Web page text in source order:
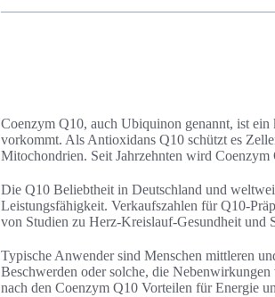
Coenzym Q10, auch Ubiquinon genannt, ist
vorkommt. Als Antioxidans Q10 schützt es
Mitochondrien. Seit Jahrzehnten wird
Die Q10 Beliebtheit in Deutschland und
Leistungsfähigkeit. Verkaufszahlen für Q10-
von Studien zu Herz-Kreislauf-Gesundheit und
Typische Anwender sind Menschen mittleren
Beschwerden oder solche, die
nach den Coenzym Q10 Vorteilen für Energie